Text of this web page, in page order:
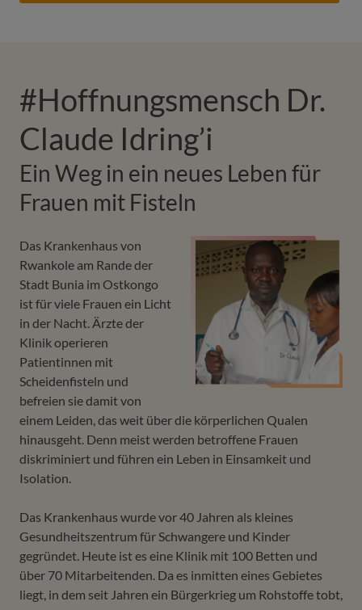
#Hoffnungsmensch Dr.
Claude Idring’i
Ein Weg in ein neues Leben für
Frauen mit Fisteln
Das Krankenhaus von
Rwankole am Rande der
Stadt Bunia im Ostkongo
ist für viele Frauen ein Licht
in der Nacht. Ärzte der
Klinik operieren
Patientinnen mit
Scheidenfisteln und
befreien sie damit von
einem Leiden, das weit über die körperlichen Qualen
hinausgeht. Denn meist werden betroffene Frauen
diskriminiert und führen ein Leben in Einsamkeit und
Isolation.
Das Krankenhaus wurde vor 40 Jahren als kleines
Gesundheitszentrum für Schwangere und Kinder
gegründet. Heute ist es eine Klinik mit 100 Betten und
über 70 Mitarbeitenden. Da es inmitten eines Gebietes
liegt, in dem seit Jahren ein Bürgerkrieg um Rohstoffe tobt,